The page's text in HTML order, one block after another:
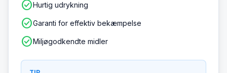
check_circleHurtig udrykning
check_circleGaranti for effektiv bekæmpelse
check_circleMiljøgodkendte midler